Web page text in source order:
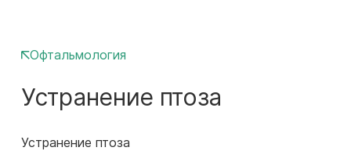
Офтальмология
Устранение птоза
Устранение птоза